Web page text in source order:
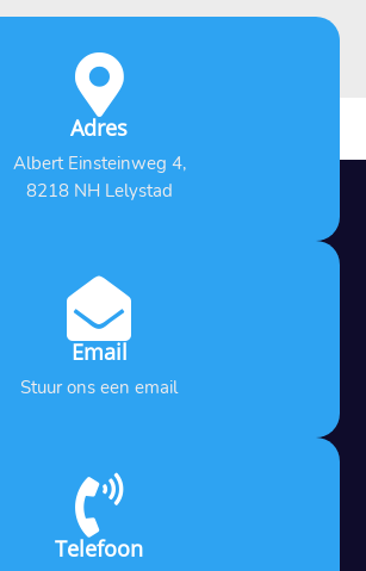

Adres
Albert Einsteinweg 4,
8218 NH Lelystad

Email
Stuur ons een email

Telefoon